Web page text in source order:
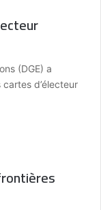
(DGE) a
d’électeur